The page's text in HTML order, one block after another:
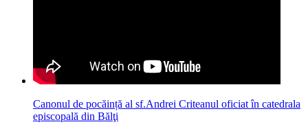
Canonul de pocăință al sf.Andrei Criteanul oficiat în catedrala
episcopală din Bălţi